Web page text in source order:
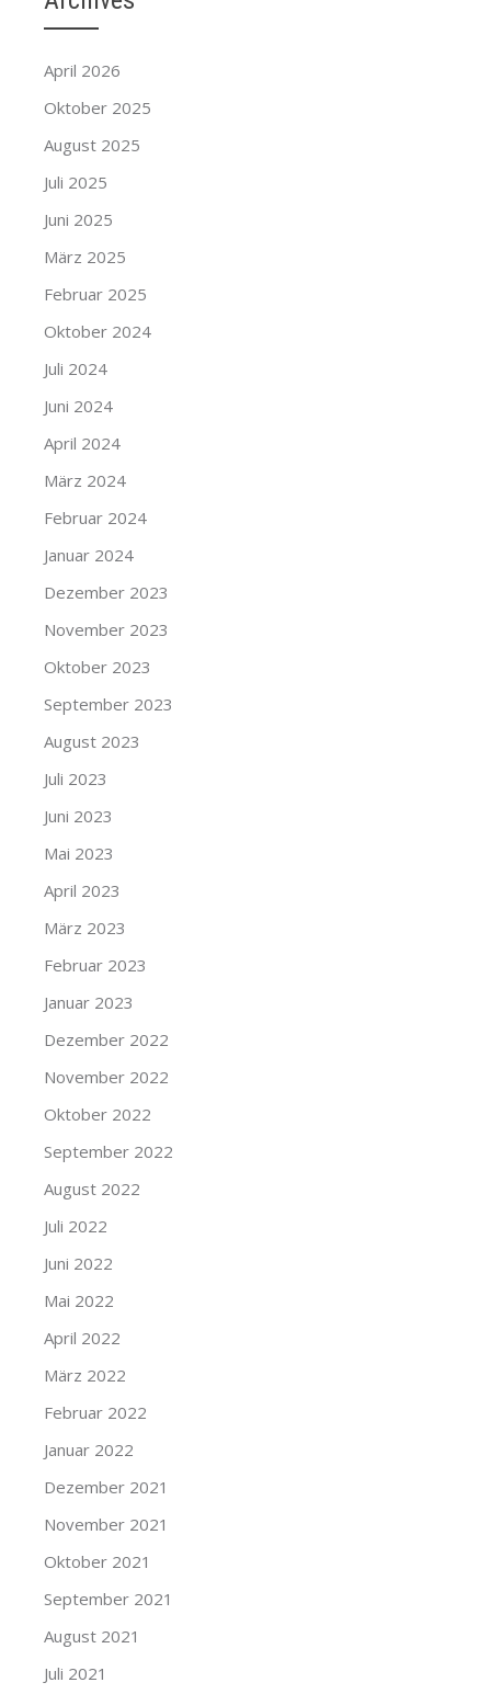
April 2026
Oktober 2025
August 2025
Juli 2025
Juni 2025
März 2025
Februar 2025
Oktober 2024
Juli 2024
Juni 2024
April 2024
März 2024
Februar 2024
Januar 2024
Dezember 2023
November 2023
Oktober 2023
September 2023
August 2023
Juli 2023
Juni 2023
Mai 2023
April 2023
März 2023
Februar 2023
Januar 2023
Dezember 2022
November 2022
Oktober 2022
September 2022
August 2022
Juli 2022
Juni 2022
Mai 2022
April 2022
März 2022
Februar 2022
Januar 2022
Dezember 2021
November 2021
Oktober 2021
September 2021
August 2021
Juli 2021